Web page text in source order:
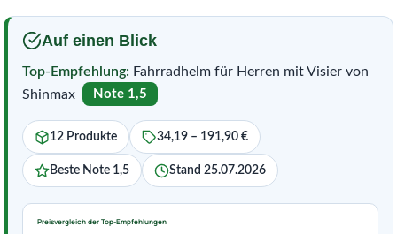
Vergleichssiegel
Auf einen Blick
Top-Empfehlung: Fahrradhelm für Herren mit Visier von
Shinmax
Note 1,5
12 Produkte 34,19 – 191,90 €
Beste Note 1,5 Stand 25.07.2026
Preisvergleich der Top-Empfehlungen